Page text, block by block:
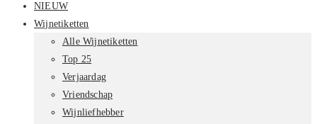
NIEUW
Wijnetiketten
Alle Wijnetiketten
Top 25
Verjaardag
Vriendschap
Wijnliefhebber